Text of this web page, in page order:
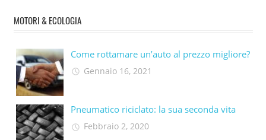
MOTORI & ECOLOGIA
Come rottamare un’auto al prezzo migliore?
Gennaio 16, 2021
Pneumatico riciclato: la sua seconda vita​
Febbraio 2, 2020